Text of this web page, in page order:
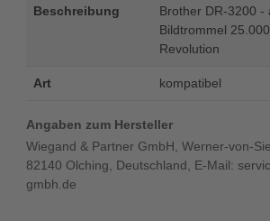
Beschreibung
Brother DR-3200 -
Bildtrommel
Revolution
Art kompatibel
Angaben zum Hersteller
Wiegand & Partner GmbH, Werner-von-
82140 Olching, Deutschland, E-Mail:
gmbh.de